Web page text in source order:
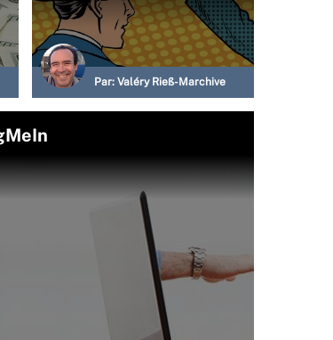
Par: Valéry Rieß-Marchive